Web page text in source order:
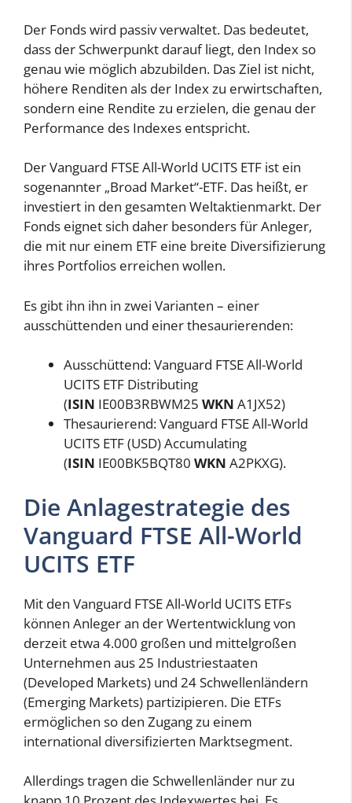
Der Fonds wird passiv verwaltet. Das bedeutet,
dass der Schwerpunkt darauf liegt, den Index so
genau wie möglich abzubilden. Das Ziel ist nicht,
höhere Renditen als der Index zu erwirtschaften,
sondern eine Rendite zu erzielen, die genau der
Performance des Indexes entspricht.
Der Vanguard FTSE All-World UCITS ETF ist ein
sogenannter „Broad Market“-ETF. Das heißt, er
investiert in den gesamten Weltaktienmarkt. Der
Fonds eignet sich daher besonders für Anleger,
die mit nur einem ETF eine breite Diversifizierung
ihres Portfolios erreichen wollen.
Es gibt ihn ihn in zwei Varianten – einer
ausschüttenden und einer thesaurierenden:
Ausschüttend: Vanguard FTSE All-World
UCITS ETF Distributing
(ISIN IE00B3RBWM25 WKN A1JX52)
Thesaurierend: Vanguard FTSE All-World
UCITS ETF (USD) Accumulating
(ISIN IE00BK5BQT80 WKN A2PKXG).
Die Anlagestrategie des
Vanguard FTSE All-World
UCITS ETF
Mit den Vanguard FTSE All-World UCITS ETFs
können Anleger an der Wertentwicklung von
derzeit etwa 4.000 großen und mittelgroßen
Unternehmen aus 25 Industriestaaten
(Developed Markets) und 24 Schwellenländern
(Emerging Markets) partizipieren. Die ETFs
ermöglichen so den Zugang zu einem
international diversifizierten Marktsegment.
Allerdings tragen die Schwel­len­län­der nur zu